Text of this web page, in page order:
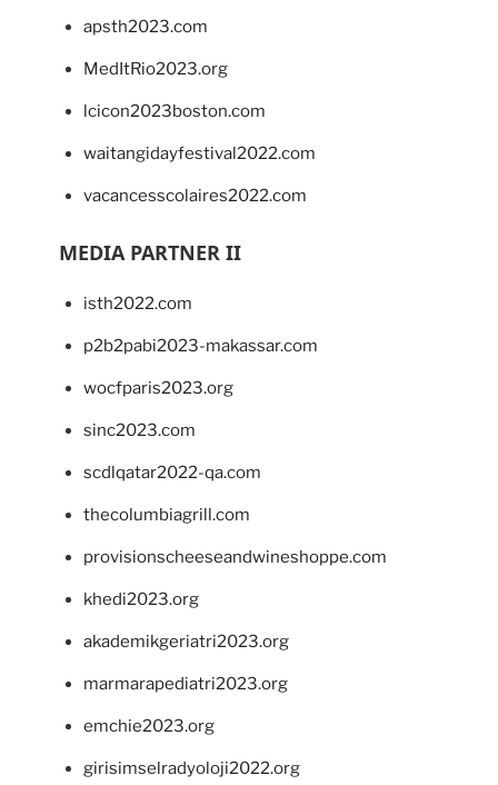
apsth2023.com
MedItRio2023.org
lcicon2023boston.com
waitangidayfestival2022.com
vacancesscolaires2022.com
MEDIA PARTNER II
isth2022.com
p2b2pabi2023-makassar.com
wocfparis2023.org
sinc2023.com
scdlqatar2022-qa.com
thecolumbiagrill.com
provisionscheeseandwineshoppe.com
khedi2023.org
akademikgeriatri2023.org
marmarapediatri2023.org
emchie2023.org
girisimselradyoloji2022.org